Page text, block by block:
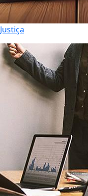
Justiça